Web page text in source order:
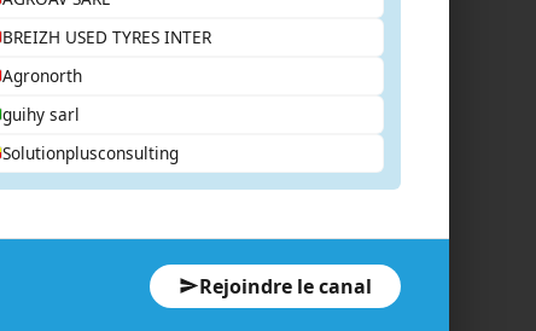
BREIZH USED TYRES INTER
Agronorth
guihy sarl
Solutionplusconsulting
Rejoindre le canal